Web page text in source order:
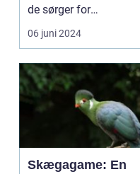
de sørger for
sundheden og
velfærden...
06 juni 2024
Skægagame: En